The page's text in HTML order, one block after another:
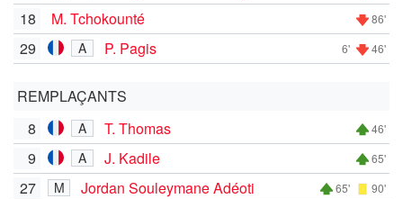
18 M. Tchokounté 86'
29 A P. Pagis 6' 46'
REMPLAÇANTS
8
A T. Thomas 46'
9 A J. Kadile 65'
27 M Jordan Souleymane Adéoti 65' 90'